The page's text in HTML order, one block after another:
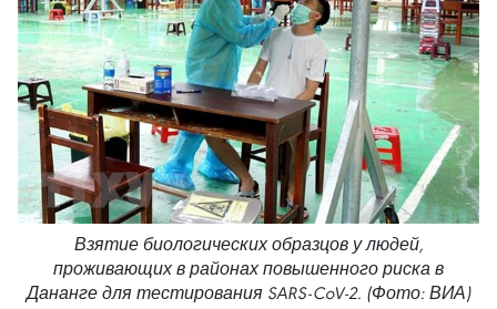
Взятие биологических образцов у людей,
проживающих в районах повышенного риска в
Дананге для тестирования SARS-CoV-2. (Фото: ВИА)